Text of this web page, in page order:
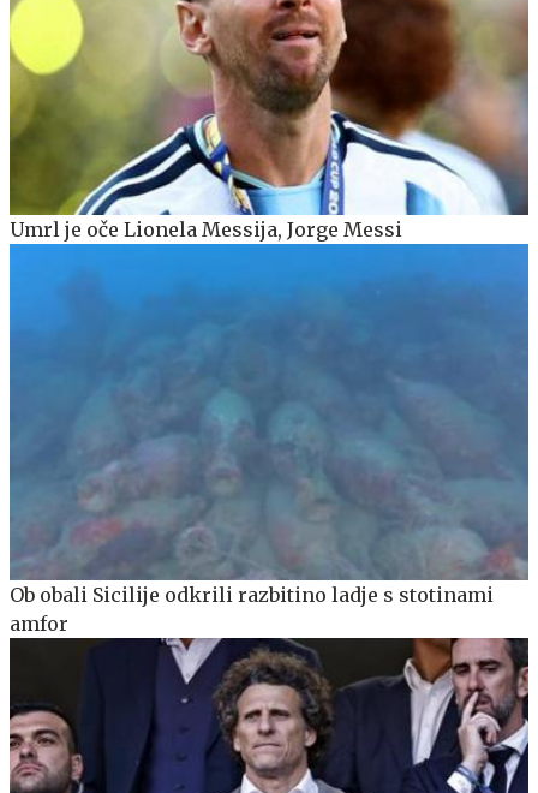
Umrl je oče Lionela Messija, Jorge Messi
Ob obali Sicilije odkrili razbitino ladje s stotinami
amfor